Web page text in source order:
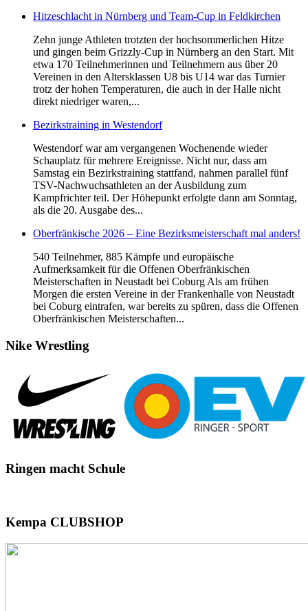
Hitzeschlacht in Nürnberg und Team-Cup in Feldkirchen
Zehn junge Athleten trotzten der hochsommerlichen Hitze
und gingen beim Grizzly-Cup in Nürnberg an den Start. Mit
etwa 170 Teilnehmerinnen und Teilnehmern aus über 20
Vereinen in den Altersklassen U8 bis U14 war das Turnier
trotz der hohen Temperaturen, die auch in der Halle nicht
direkt niedriger waren,...
Bezirkstraining in Westendorf
Westendorf war am vergangenen Wochenende wieder
Schauplatz für mehrere Ereignisse. Nicht nur, dass am
Samstag ein Bezirkstraining stattfand, nahmen parallel fünf
TSV-Nachwuchsathleten an der Ausbildung zum
Kampfrichter teil. Der Höhepunkt erfolgte dann am Sonntag,
als die 20. Ausgabe des...
Oberfränkische 2026 – Eine Bezirksmeisterschaft mal anders!
540 Teilnehmer, 885 Kämpfe und europäische
Aufmerksamkeit für die Offenen Oberfränkischen
Meisterschaften in Neustadt bei Coburg Als am frühen
Morgen die ersten Vereine in der Frankenhalle von Neustadt
bei Coburg eintrafen, war bereits zu spüren, dass die Offenen
Oberfränkischen Meisterschaften...
Nike Wrestling
Ringen macht Schule
Kempa CLUBSHOP